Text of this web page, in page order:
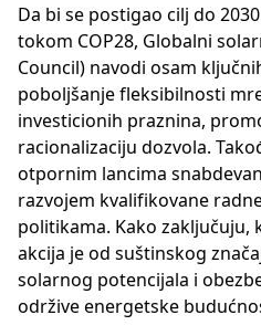
Da bi se postigao cilj do
tokom COP28, Globalni
Council) navodi osam
poboljšanje fleksibilnosti
investicionih praznina,
racionalizaciju dozvola.
otpornim lancima
razvojem kvalifikovane
politikama. Kako
akcija je od suštinskog
solarnog potencijala i
održive energetske